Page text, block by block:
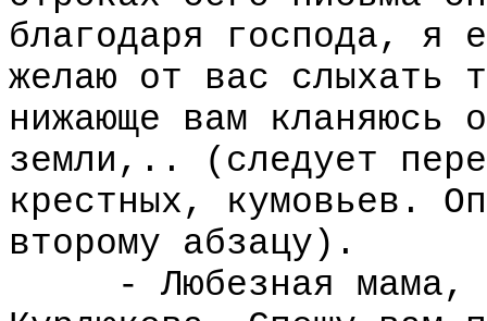
благодаря господа, я
желаю от вас слыхать
нижающе вам кланяюсь
земли,.. (следует
крестных, кумовьев.
второму абзацу).
- Любезная мама,